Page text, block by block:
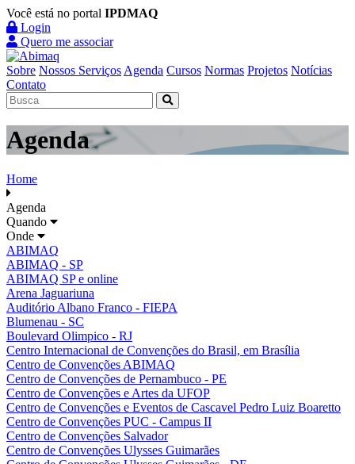
Você está no portal IPDMAQ
Login
Quero me associar
Sobre Nossos Serviços Agenda Cursos Normas Projetos Notícias
Contato
Agenda
Home
Agenda
Quando
Onde
ABIMAQ
ABIMAQ - SP
ABIMAQ SP e online
Arena Jaguariuna
Auditório Albano Franco - FIEPA
Blumenau - SC
Boulevard Olimpico - RJ
Centro Internacional de Convenções do Brasil, em Brasília
Centro de Convenções ABIMAQ
Centro de Convenções de Pernambuco - PE
Centro de Convenções e Artes da UFOP
Centro de Convenções e Eventos de Cascavel Pedro Luiz Boaretto
Centro de Convenções PUC - Campus II
Centro de Convenções Salvador
Centro de Convenções Ulysses Guimarães